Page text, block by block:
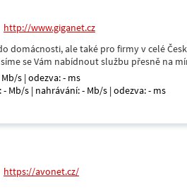
http://www.giganet.cz
ale také pro firmy v celé
se Vám nabídnout službu přesně na
s | odezva: - ms
- Mb/s | nahrávání: - Mb/s | odezva: - ms
https://avonet.cz/